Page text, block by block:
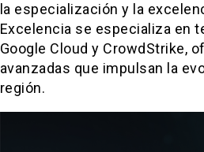
la especialización y la
Excelencia se especializa en
Google Cloud y CrowdStrike,
avanzadas que impulsan la
región.